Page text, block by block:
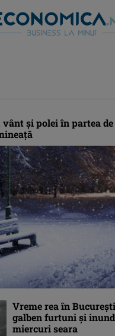
și polei în partea de
Vreme rea în
galben furtuni şi
miercuri seara